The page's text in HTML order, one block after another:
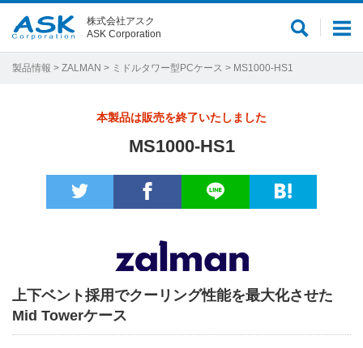
メ
サ
ト
株式会社アスク
ASK Corporation
製品情報 > ZALMAN > ミドルタワー型PCケース > MS1000-HS1
本製品は販売を終了いたしました
MS1000-HS1
上下ベント採用でクーリング性能を最大化させた
Mid Towerケース